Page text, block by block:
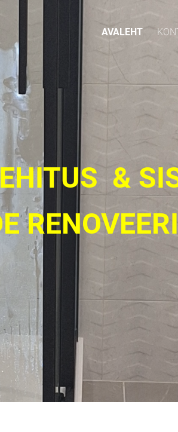
AVALEHT
&